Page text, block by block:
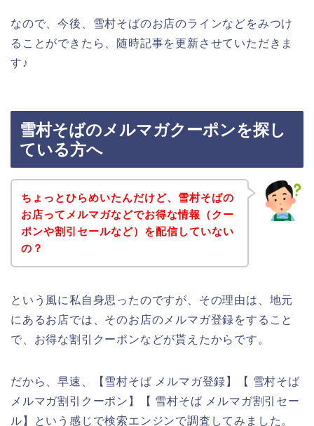
なので、今後、雪村そばのお店のラインなどをみつけ
ることができたら、随時記事を更新させていただきま
す♪
雪村そばのメルマガクーポンを探し
ている方へ
ちょっとひらめいたんだけど、雪村そばの
お店ってメルマガなどでお得な情報（クー
ポンや割引セールなど）を配信していない
の？
という風に私自身思ったのですが、その理由は、地元
にあるお店では、そのお店のメルマガ登録をすること
で、お得な割引クーポンなどが貰えたからです。
だから、早速、【雪村そば メルマガ登録】【 雪村そば
メルマガ割引クーポン】【 雪村そば メルマガ割引セー
ル】という感じで検索エンジンで調査してみました。